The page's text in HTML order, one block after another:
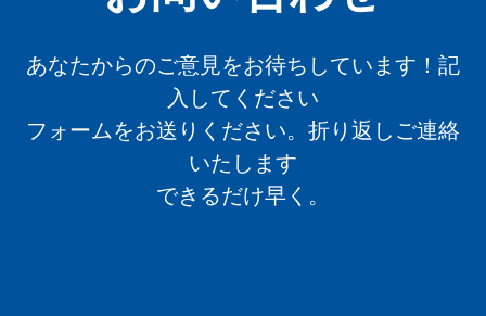
あなたからのご意見をお待ちしています！記
入してください
フォームをお送りください。折り返しご連絡
いたします
できるだけ早く。